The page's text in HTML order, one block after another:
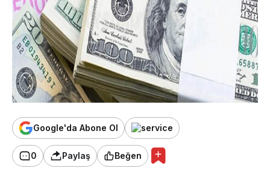
Google'da Abone Ol
0 Paylaş Beğen